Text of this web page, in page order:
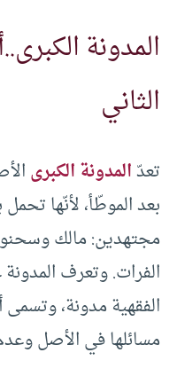
المدونة
الثاني
تعدّالمدونة الكبرى
بعد الموطّأ، لأنّها
مجتهدين: مالك
الفرات. وتعرف
الفقهية مدونة،
مسائلها في الأصل